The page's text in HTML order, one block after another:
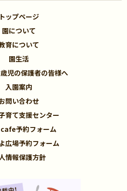
トップページ
園について
育について
園生活
児の保護者の皆様へ
入園案内
問い合わせ
育て支援センター
予約フォーム
広場予約フォーム
情報保護方針